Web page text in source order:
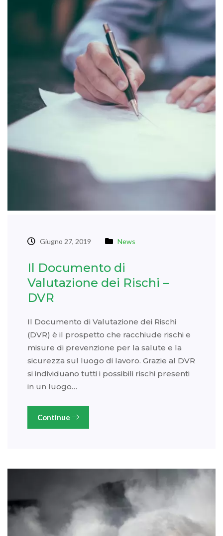
Giugno 27, 2019 News
Il Documento di
Valutazione dei Rischi –
DVR
Il Documento di Valutazione dei Rischi
(DVR) è il prospetto che racchiude rischi e
misure di prevenzione per la salute e la
sicurezza sul luogo di lavoro. Grazie al DVR
si individuano tutti i possibili rischi presenti
in un luogo…
Continue